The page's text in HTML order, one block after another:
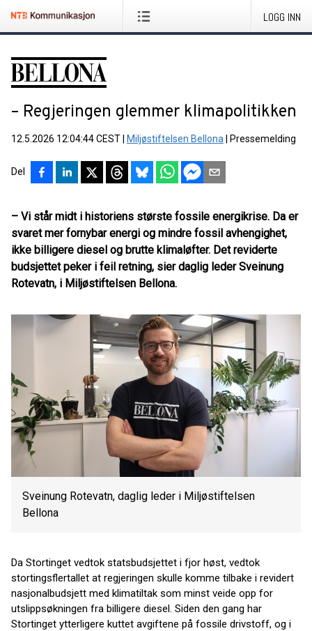
LOGG INN
– Regjeringen glemmer klimapolitikken
12.5.2026 12:04:44 CEST Miljøstiftelsen Bellona Pressemelding
Del
– Vi står midt i historiens største fossile energikrise. Da er
svaret mer fornybar energi og mindre fossil avhengighet,
ikke billigere diesel og brutte klimaløfter. Det reviderte
budsjettet peker i feil retning, sier daglig leder Sveinung
Rotevatn, i Miljøstiftelsen Bellona.
Sveinung Rotevatn, daglig leder i Miljøstiftelsen
Bellona
Da Stortinget vedtok statsbudsjettet i fjor høst, vedtok
stortingsflertallet at regjeringen skulle komme tilbake i revidert
nasjonalbudsjett med klimatiltak som minst veide opp for
utslippsøkningen fra billigere diesel. Siden den gang har
Stortinget ytterligere kuttet avgiftene på fossile drivstoff, og i